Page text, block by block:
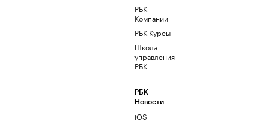
РБК
Компании
РБК Курсы
Школа
управления
РБК
РБК
Новости
iOS